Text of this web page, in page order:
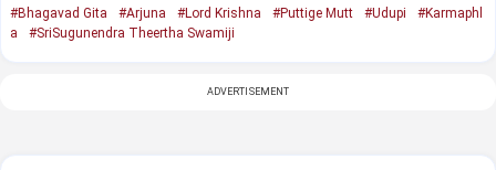
#Bhagavad Gita #Arjuna #Lord Krishna #Puttige Mutt #Udupi
#Karmaphl
a
#SriSugunendra Theertha Swamiji
ADVERTISEMENT